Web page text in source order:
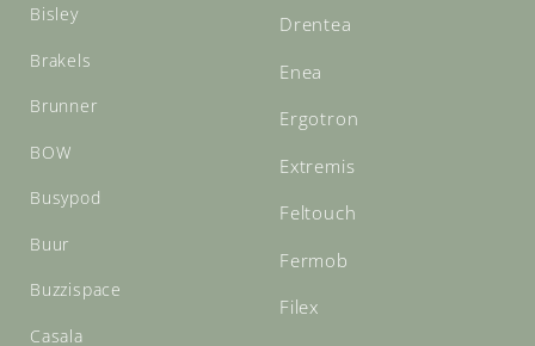
Bisley
Brakels
Brunner
BOW
Busypod
Buur
Buzzispace
Casala
Drentea
Enea
Ergotron
Extremis
Feltouch
Fermob
Filex